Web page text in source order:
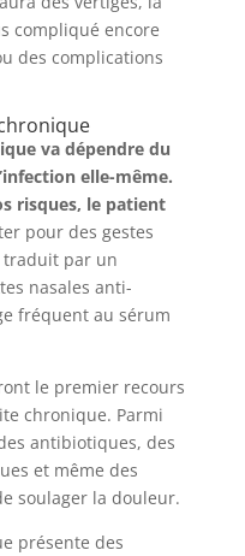
compliqué encore
des complications
va dépendre du
elle-même.
risques, le patient
pour des gestes
traduit par un
nasales anti-
fréquent au sérum
le premier recours
chronique. Parmi
antibiotiques, des
et même des
soulager la douleur.
présente des